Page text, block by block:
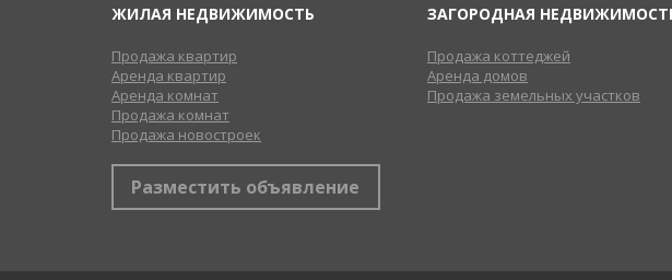
ЖИЛАЯ НЕДВИЖИМОСТЬ
Продажа квартир
Аренда квартир
Аренда комнат
Продажа комнат
Продажа новостроек
Разместить объявление
ЗАГОРОДНАЯ
Продажа коттеджей
Аренда домов
Продажа земельных участков